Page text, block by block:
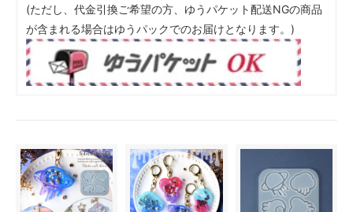
(ただし、代金引換ご希望の方、ゆうパケット配送NGの商品
が含まれる場合はゆうパックでのお届けとなります。)